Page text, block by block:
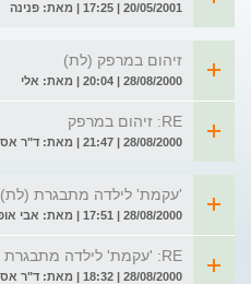
20/05/2001 | 17:25 | מאת: פנינה
זיהום במרפק (לת)
28/08/2000 | 20:04 | מאת: אלי
RE: זיהום במרפק
28/08/2000 | 21:47 | מאת: ד"ר אסא לב-אל
'עקמת' לילדה מתבגרת (לת)
28/08/2000 | 17:51 | מאת: אבי אופיר
RE: 'עקמת' לילדה מתבגרת
28/08/2000 | 18:32 | מאת: ד"ר אסא לב-אל